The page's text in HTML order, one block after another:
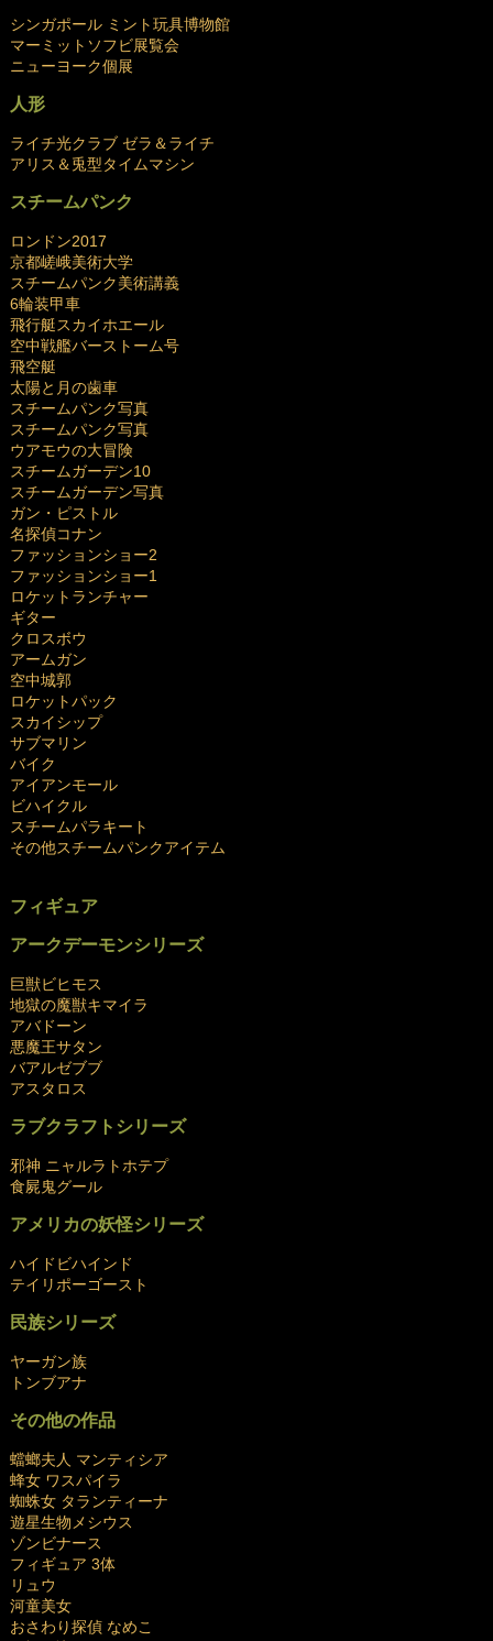
シンガポール ミント玩具博物館
マーミットソフビ展覧会
ニューヨーク個展
人形
ライチ光クラブ ゼラ＆ライチ
アリス＆兎型タイムマシン
スチームパンク
ロンドン2017
京都嵯峨美術大学
スチームパンク美術講義
6輪装甲車
飛行艇スカイホエール
空中戦艦バーストーム号
飛空艇
太陽と月の歯車
スチームパンク写真
スチームパンク写真
ウアモウの大冒険
スチームガーデン10
スチームガーデン写真
ガン・ピストル
名探偵コナン
ファッションショー2
ファッションショー1
ロケットランチャー
ギター
クロスボウ
アームガン
空中城郭
ロケットパック
スカイシップ
サブマリン
バイク
アイアンモール
ビハイクル
スチームパラキート
その他スチームパンクアイテム
フィギュア
アークデーモンシリーズ
巨獣ビヒモス
地獄の魔獣キマイラ
アバドーン
悪魔王サタン
バアルゼブブ
アスタロス
ラブクラフトシリーズ
邪神 ニャルラトホテプ
食屍鬼グール
アメリカの妖怪シリーズ
ハイドビハインド
テイリポーゴースト
民族シリーズ
ヤーガン族
トンブアナ
その他の作品
蟷螂夫人 マンティシア
蜂女 ワスパイラ
蜘蛛女 タランティーナ
遊星生物メシウス
ゾンビナース
フィギュア 3体
リュウ
河童美女
おさわり探偵 なめこ